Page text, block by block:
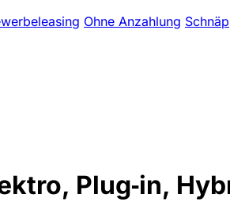
Ohne Anzahlung
Plug‑in,